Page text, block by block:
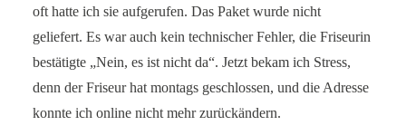
oft hatte ich sie aufgerufen. Das Paket wurde nicht
geliefert. Es war auch kein technischer Fehler, die Friseurin
bestätigte „Nein, es ist nicht da“. Jetzt bekam ich Stress,
denn der Friseur hat montags geschlossen, und die Adresse
konnte ich online nicht mehr zurückändern.